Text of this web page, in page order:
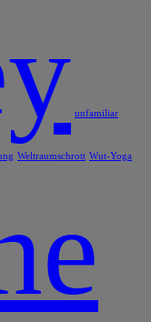
unfamiliar
Weltraumschrott Wut-Yoga